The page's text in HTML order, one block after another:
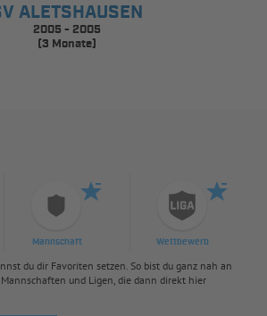
ALETSHAUSEN
2005 - 2005
(3 Monate)
Mannschaft Wettbewerb
du dir Favoriten setzen. So bist du ganz nah an
und Ligen, die dann direkt hier